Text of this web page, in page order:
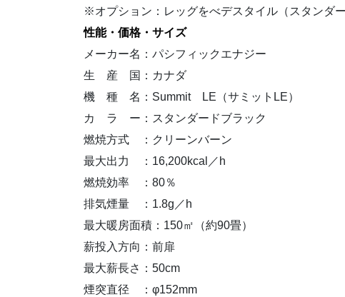
※オプション：レッグをべデスタイル（スタンダ
性能・価格・サイズ
メーカー名：パシフィックエナジー
生 産 国：カナダ
機 種 名：Summit LE（サミットLE）
カ ラ ー：スタンダードブラック
燃焼方式 ：クリーンバーン
最大出力 ：16,200kcal／h
燃焼効率 ：80％
排気煙量 ：1.8g／h
最大暖房面積：150㎡（約90畳）
薪投入方向：前扉
最大薪長さ：50cm
煙突直径 ：φ152mm